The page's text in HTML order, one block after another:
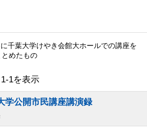
千葉大学けやき会館大ホールでの講座を
めたもの
1を表示
学公開市民講座講演録